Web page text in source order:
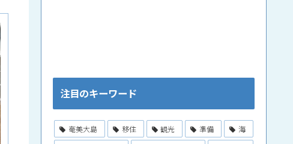
注目のキーワード
奄美大島 移住 観光 準備
海